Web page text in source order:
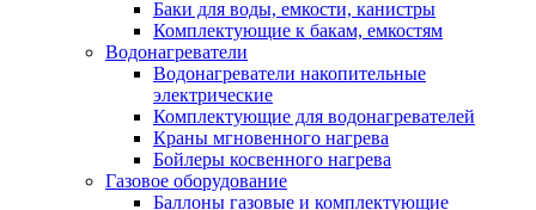
Баки для воды, емкости, канистры
Комплектующие к бакам, емкостям
Водонагреватели
Водонагреватели накопительные
электрические
Комплектующие для водонагревателей
Краны мгновенного нагрева
Бойлеры косвенного нагрева
Газовое оборудование
Баллоны газовые и комплектующие